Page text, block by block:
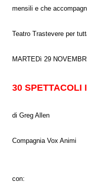
mensili e che
Teatro Trastevere per
MARTEDì 29
30 SPETTACOLI
di Greg Allen
Compagnia Vox Animi
con: